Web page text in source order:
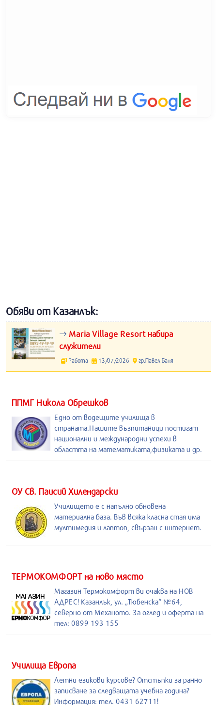
Обяви от Казанлък:
Maria Village Resort набира
служители
Работа 13/07/2026 гр.Павел Баня
ППМГ Никола Обрешков
Едно от водещите училища в
страната.Нашите възпитаници постигат
национални и международни успехи в
областта на математиката,физиката и др.
ОУ Св. Паисий Хилендарски
Училището е с напълно обновена
материална база. Във всяка класна стая има
мултимедия и лаптоп, свързан с интернет.
ТЕРМОКОМФОРТ на ново място
Магазин Термокомфорт ви очаква на НОВ
АДРЕС! Казанлък, ул. „Тюбенска“ №64,
северно от Механото. За оглед и оферта на
тел: 0899 193 155
Училища Европа
Летни езикови курсове? Отстъпки за ранно
записване за следващата учебна година?
Информация: тел. 0431 62711!